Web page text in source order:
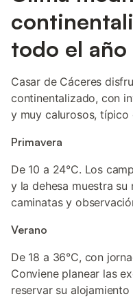
todo el año
Casar de Cáceres
continentalizado, con
y muy calurosos, típico
Primavera
De 10 a 24°C. Los
y la dehesa muestra
caminatas y
Verano
De 18 a 36°C, con
Conviene planear las
reservar su